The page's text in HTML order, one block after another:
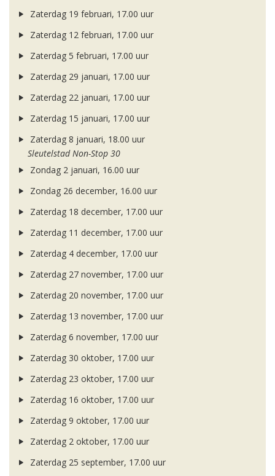
Zaterdag 19 februari, 17.00 uur
Zaterdag 12 februari, 17.00 uur
Zaterdag 5 februari, 17.00 uur
Zaterdag 29 januari, 17.00 uur
Zaterdag 22 januari, 17.00 uur
Zaterdag 15 januari, 17.00 uur
Zaterdag 8 januari, 18.00 uur
Sleutelstad Non-Stop 30
Zondag 2 januari, 16.00 uur
Zondag 26 december, 16.00 uur
Zaterdag 18 december, 17.00 uur
Zaterdag 11 december, 17.00 uur
Zaterdag 4 december, 17.00 uur
Zaterdag 27 november, 17.00 uur
Zaterdag 20 november, 17.00 uur
Zaterdag 13 november, 17.00 uur
Zaterdag 6 november, 17.00 uur
Zaterdag 30 oktober, 17.00 uur
Zaterdag 23 oktober, 17.00 uur
Zaterdag 16 oktober, 17.00 uur
Zaterdag 9 oktober, 17.00 uur
Zaterdag 2 oktober, 17.00 uur
Zaterdag 25 september, 17.00 uur